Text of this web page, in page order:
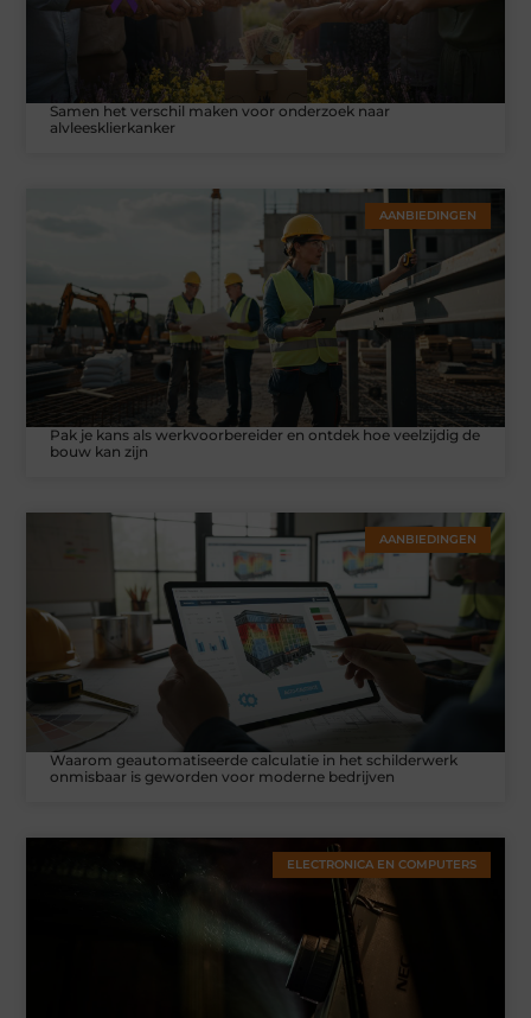
Samen het verschil maken voor onderzoek naar
alvleesklierkanker
AANBIEDINGEN
Pak je kans als werkvoorbereider en ontdek hoe veelzijdig de
bouw kan zijn
AANBIEDINGEN
Waarom geautomatiseerde calculatie in het schilderwerk
onmisbaar is geworden voor moderne bedrijven
ELECTRONICA EN COMPUTERS